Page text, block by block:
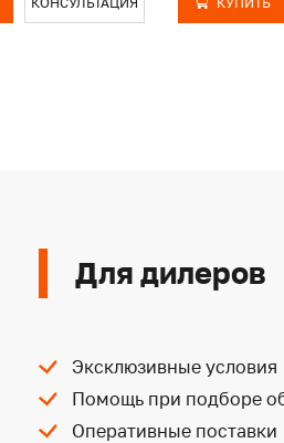
Для дилеров
Эксклюзивные условия
Помощь при подборе
Оперативные поставки